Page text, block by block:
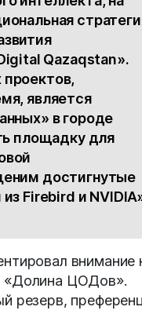
Qazaqstan».
является
в городе
площадку для
достигнутые
Firebird и
внимание
«Долина ЦОДов».
резерв,